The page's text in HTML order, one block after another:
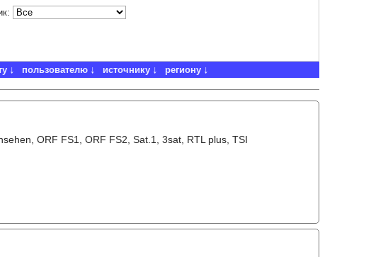
пользователю источнику региону
ORF FS1, ORF FS2, Sat.1, 3sat, RTL plus, TSI